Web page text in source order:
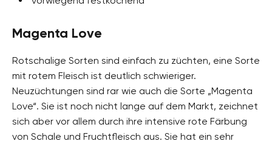
Magenta Love
Rotschalige Sorten sind einfach zu züchten, eine Sorte
mit rotem Fleisch ist deutlich schwieriger.
Neuzüchtungen sind rar wie auch die Sorte „Magenta
Love“. Sie ist noch nicht lange auf dem Markt, zeichnet
sich aber vor allem durch ihre intensive rote Färbung
von Schale und Fruchtfleisch aus. Sie hat ein sehr